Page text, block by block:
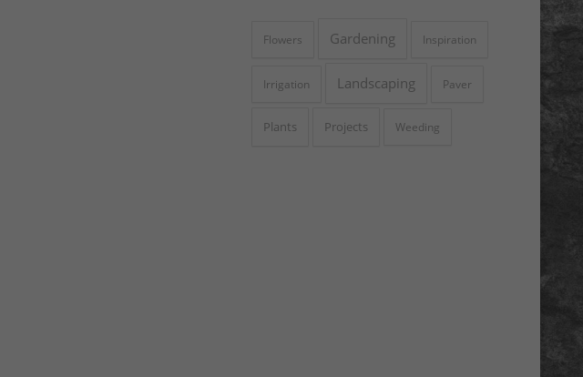
Flowers Gardening Inspiration
Irrigation Landscaping Paver
Plants Projects Weeding